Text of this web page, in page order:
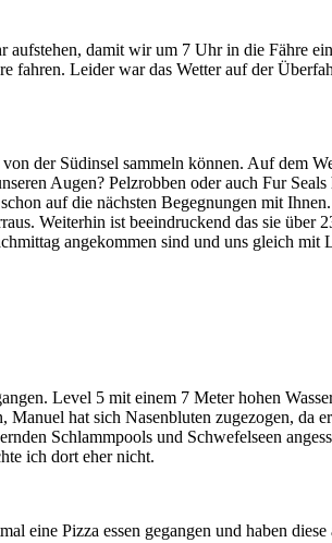
damit wir um 7 Uhr in die Fähre
Leider war das Wetter auf der
der Südinsel sammeln können. Auf dem
Augen? Pelzrobben oder auch Fur Seals
auf die nächsten Begegnungen mit
Weiterhin ist beeindruckend das sie über
angekommen sind und uns gleich mit
Level 5 mit einem 7 Meter hohen
hat sich Nasenbluten zugezogen, da
Schlammpools und Schwefelseen
ich dort eher nicht.
eine Pizza essen gegangen und haben